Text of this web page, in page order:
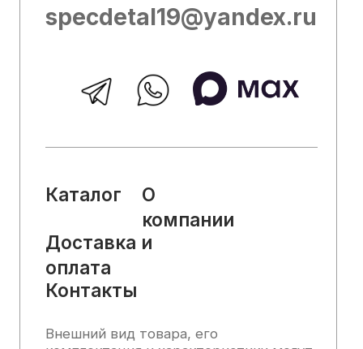
Вся представленная на сайте
информация, касающаяся технических
характеристик, наличия на складе,
офертой, определяемой положениями
Статьи 437 (2) Гражданского кодекса
2025, Все права защищены